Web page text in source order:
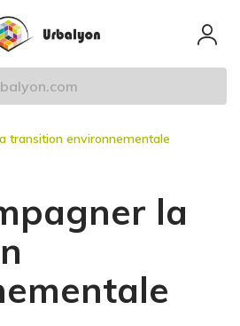
transition environnementale
la